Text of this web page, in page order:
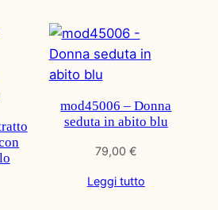
mod45006 – Donna
seduta in abito blu
79,00 €
Leggi tutto